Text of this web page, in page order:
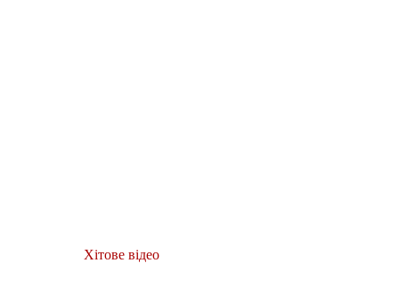
Хітове відео